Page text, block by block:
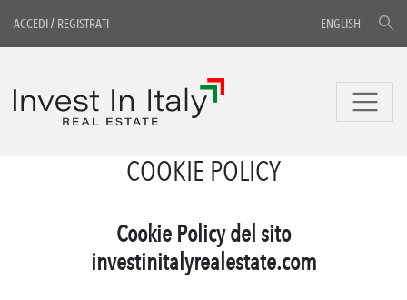
ACCEDI/ REGISTRATI ENGLISH
COOKIE POLICY
Cookie Policy del sito
investinitalyrealestate.com